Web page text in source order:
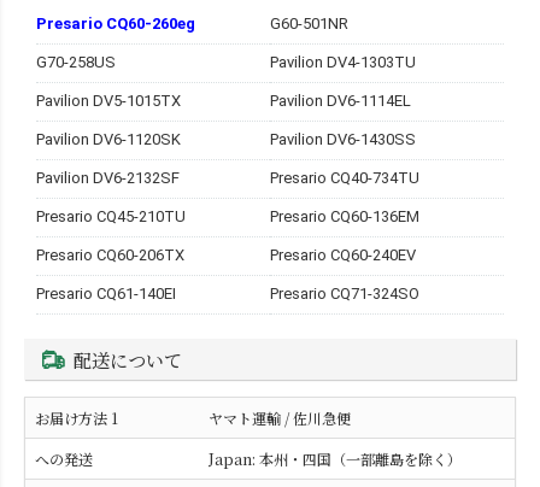
Presario CQ60-260eg G60-501NR
G70-258US Pavilion DV4-1303TU
Pavilion DV5-1015TX Pavilion DV6-1114EL
Pavilion DV6-1120SK Pavilion DV6-1430SS
Pavilion DV6-2132SF Presario CQ40-734TU
Presario CQ45-210TU Presario CQ60-136EM
Presario CQ60-206TX Presario CQ60-240EV
Presario CQ61-140EI Presario CQ71-324SO
配送について
ヤマト運輸 / 佐川急便
Japan: 本州・四国（一部離島を除く）